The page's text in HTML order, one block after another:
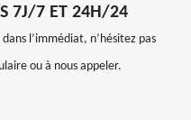
7J/7 ET 24H/24
l’immédiat, n’hésitez pas
ou à nous appeler.